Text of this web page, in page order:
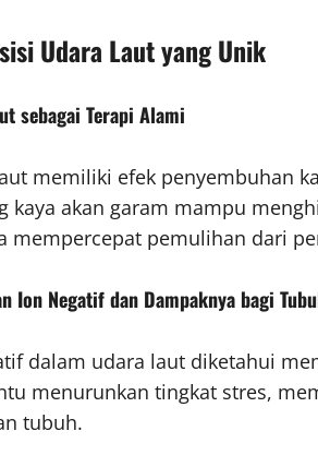
Udara Laut yang Unik
sebagai Terapi Alami
memiliki efek penyembuhan
kaya akan garam mampu
mempercepat pemulihan dari
Ion Negatif dan Dampaknya bagi
dalam udara laut diketahui
menurunkan tingkat stres,
tubuh.